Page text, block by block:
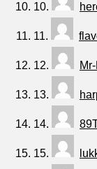
10.
11.
12.
13.
14.
15.